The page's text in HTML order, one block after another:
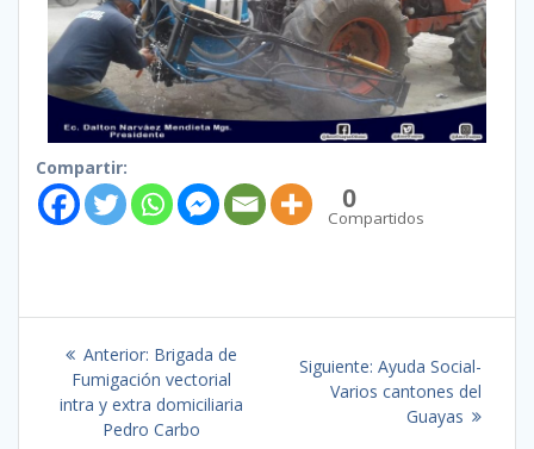
Compartir:
0
Compartidos
Anterior: Brigada de
Fumigación vectorial
intra y extra domiciliaria
Pedro Carbo
Siguiente: Ayuda Social-
Varios cantones del
Guayas